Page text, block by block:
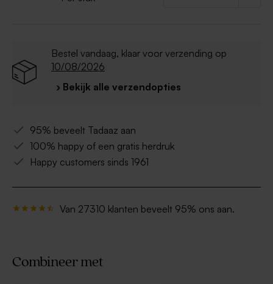
Bestel vandaag, klaar voor verzending op
10/08/2026
› Bekijk alle verzendopties
95% beveelt Tadaaz aan
100% happy of een gratis herdruk
Happy customers sinds 1961
Van 27310 klanten beveelt 95% ons aan.
Combineer met